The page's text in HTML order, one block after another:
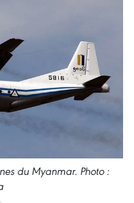
du Myanmar. Photo :